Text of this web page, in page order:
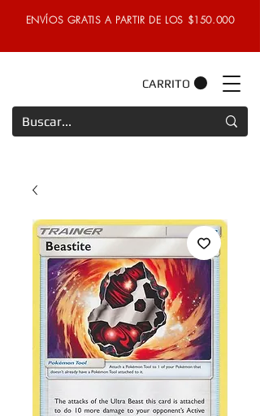
ENVÍOS GRATIS A PARTIR DE LOS $150.000
CARRITO